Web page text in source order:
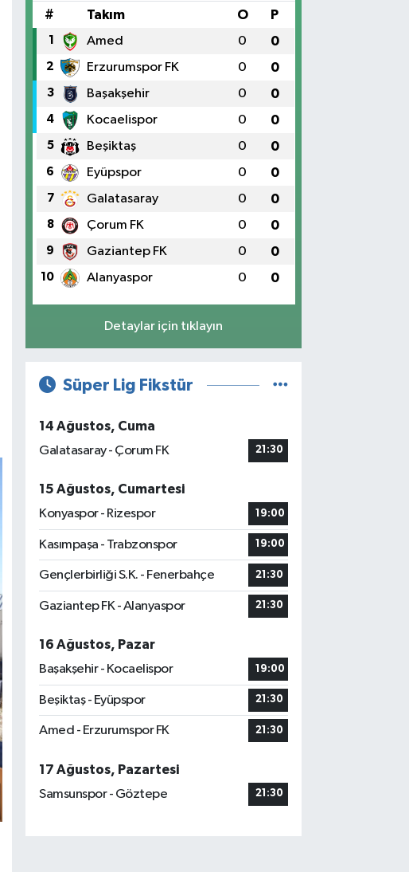
# Takım O P
1 Amed 0 0
2 Erzurumspor FK 0 0
3 Başakşehir 0 0
4 Kocaelispor 0 0
5 Beşiktaş 0 0
6 Eyüpspor 0 0
7 Galatasaray 0 0
8 Çorum FK 0 0
9 Gaziantep FK 0 0
10 Alanyaspor 0 0
Detaylar için tıklayın
Süper Lig Fikstür
14 Ağustos, Cuma
Galatasaray - Çorum FK
21:30
15 Ağustos, Cumartesi
Konyaspor - Rizespor
19:00
Kasımpaşa - Trabzonspor 19:00
Gençlerbirliği S.K. - Fenerbahçe 21:30
Gaziantep FK - Alanyaspor 21:30
16 Ağustos, Pazar
Başakşehir - Kocaelispor
19:00
Beşiktaş - Eyüpspor 21:30
Amed - Erzurumspor FK 21:30
17 Ağustos, Pazartesi
Samsunspor - Göztepe
21:30